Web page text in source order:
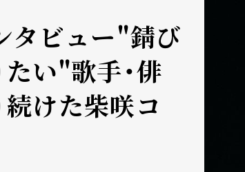
ビュー――"錆び
い"歌手・俳
けた柴咲コ